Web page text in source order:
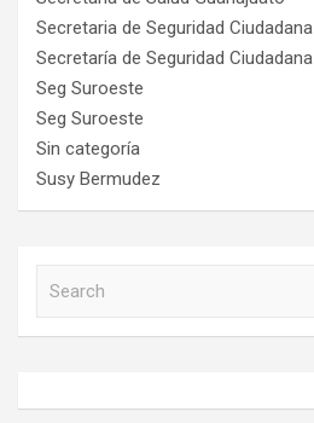
Secretaria de Seguridad Ciudadana
Secretaría de Seguridad Ciudadana
Seg Suroeste
Seg Suroeste
Sin categoría
Susy Bermudez
h